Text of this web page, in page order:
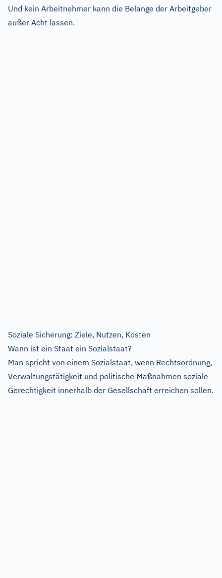
Und kein Arbeitnehmer kann die Belange der Arbeitgeber
außer Acht lassen.
Soziale Sicherung: Ziele, Nutzen, Kosten
Wann ist ein Staat ein Sozialstaat?
Man spricht von einem Sozialstaat, wenn Rechtsordnung,
Verwaltungstätigkeit und politische Maßnahmen soziale
Gerechtigkeit innerhalb der Gesellschaft erreichen sollen.